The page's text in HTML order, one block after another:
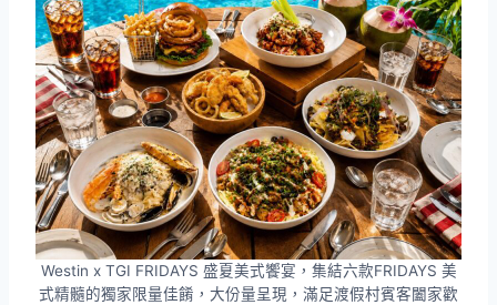
Westin x TGI FRIDAYS 盛夏美式饗宴，集結六款FRIDAYS 美
式精髓的獨家限量佳餚，大份量呈現，滿足渡假村賓客闔家歡